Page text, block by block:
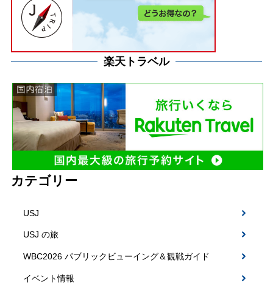
楽天トラベル
カテゴリー
USJ
USJ の旅
WBC2026 パブリックビューイング＆観戦ガイド
イベント情報